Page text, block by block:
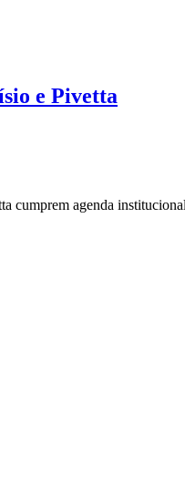
e Pivetta
cumprem agenda